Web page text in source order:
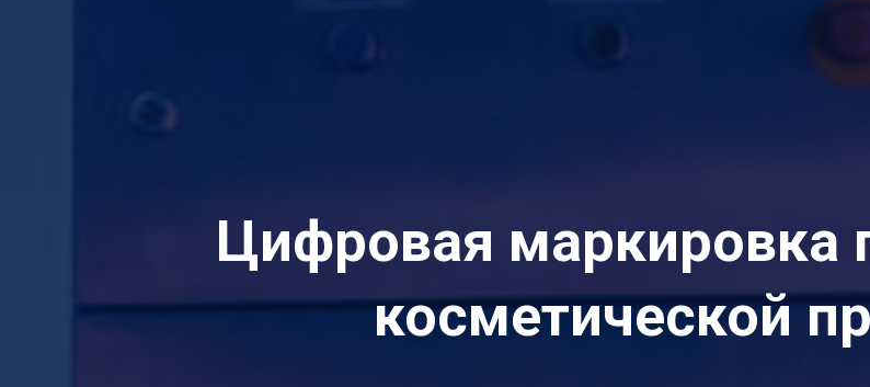
Цифровая маркировка
косметической